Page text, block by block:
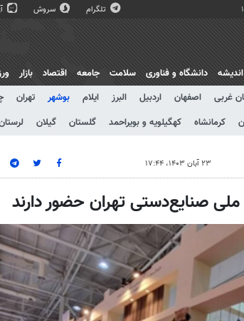
تلگرام سروش
دانشگاه و فناوری سلامت جامعه اقتصاد بازار
غربی اصفهان اردبیل البرز ایلام بوشهر تهران
کرمانشاه کهگیلویه و بویراحمد گلستان گیلان
۲۳ آبان ۱۴۰۳، ۱۷:۴۴